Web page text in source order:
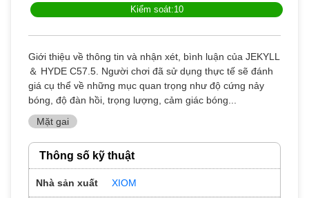
Kiểm soát:10
Giới thiệu về thông tin và nhận xét, bình luận của JEKYLL
＆ HYDE C57.5. Người chơi đã sử dụng thực tế sẽ đánh
giá cụ thể về những mục quan trọng như độ cứng nảy
bóng, độ đàn hồi, trọng lượng, cảm giác bóng...
Mặt gai
Thông số kỹ thuật
Nhà sản xuất XIOM